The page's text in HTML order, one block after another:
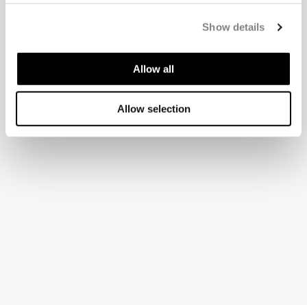
Show details
Allow all
Allow selection